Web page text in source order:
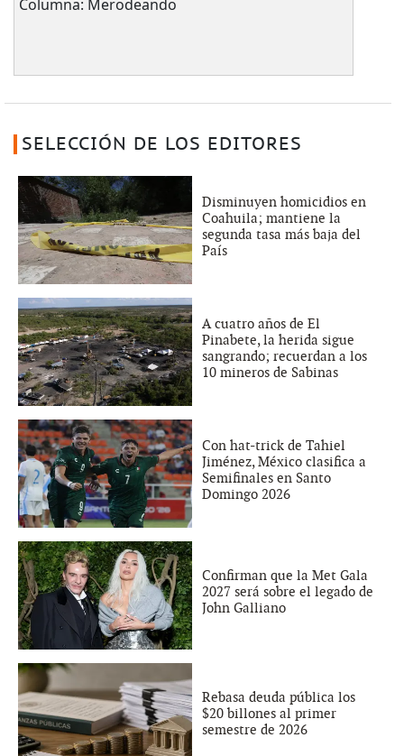
Columna: Merodeando
SELECCIÓN DE LOS EDITORES
Disminuyen homicidios en
Coahuila; mantiene la
segunda tasa más baja del
País
A cuatro años de El
Pinabete, la herida sigue
sangrando; recuerdan a los
10 mineros de Sabinas
Con hat-trick de Tahiel
Jiménez, México clasifica a
Semifinales en Santo
Domingo 2026
Confirman que la Met Gala
2027 será sobre el legado de
John Galliano
Rebasa deuda pública los
$20 billones al primer
semestre de 2026